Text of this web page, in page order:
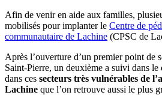
Afin de venir en aide aux familles,
mobilisés pour implanter le Centre de
communautaire de Lachine (CPSC de
Après l’ouverture d’un premier point de
Saint-Pierre, un deuxième a suivi dans
dans ces secteurs très vulnérables de
Lachine que l’on retrouve aussi le plus